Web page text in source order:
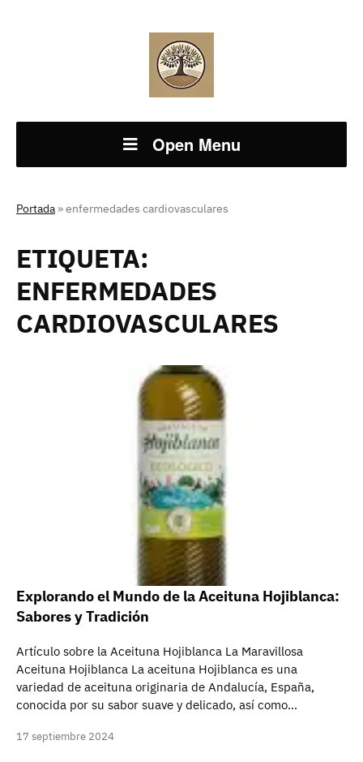
Open Menu
Portada »enfermedades cardiovasculares
ETIQUETA:
ENFERMEDADES
CARDIOVASCULARES
Explorando el Mundo de la Aceituna Hojiblanca:
Sabores y Tradición
Artículo sobre la Aceituna Hojiblanca La Maravillosa
Aceituna Hojiblanca La aceituna Hojiblanca es una
variedad de aceituna originaria de Andalucía, España,
conocida por su sabor suave y delicado, así como…
17 septiembre 2024